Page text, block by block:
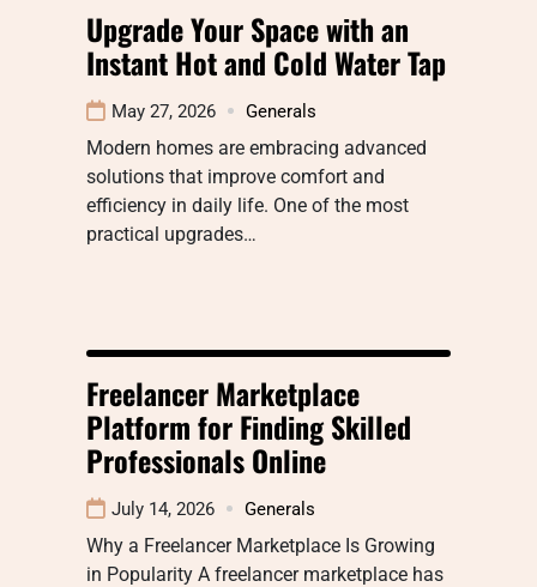
Upgrade Your Space with an
Instant Hot and Cold Water Tap
May 27, 2026 Generals
Modern homes are embracing advanced
solutions that improve comfort and
efficiency in daily life. One of the most
practical upgrades…
Freelancer Marketplace
Platform for Finding Skilled
Professionals Online
July 14, 2026 Generals
Why a Freelancer Marketplace Is Growing
in Popularity A freelancer marketplace has